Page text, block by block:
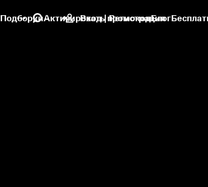
ПодборкиАктивировать промокодБлог
Вход | Регистрация